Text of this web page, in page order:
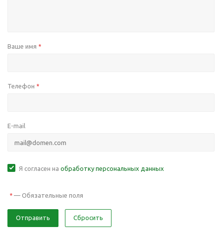
Ваше имя *
Телефон *
E-mail
Я согласен на обработку персональных данных
* — Обязательные поля
Отправить Сбросить